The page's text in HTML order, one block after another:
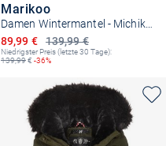
Marikoo
Damen Wintermantel - Michikoo XVI
139,99 €
Ermäßigter Preis
89,99 €
Niedrigster Preis (letzte 30 Tage):
139,99€ -36%